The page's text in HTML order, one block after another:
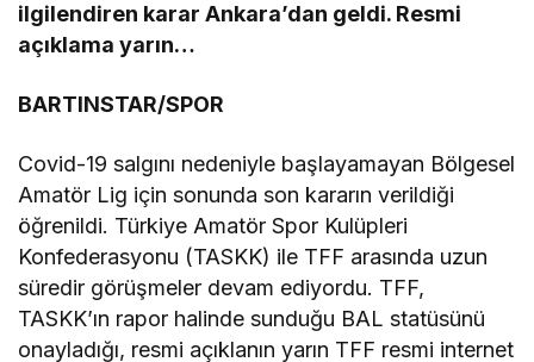
ilgilendiren karar Ankara’dan geldi. Resmi
açıklama yarın…
BARTINSTAR/SPOR
Covid-19 salgını nedeniyle başlayamayan Bölgesel
Amatör Lig için sonunda son kararın verildiği
öğrenildi. Türkiye Amatör Spor Kulüpleri
Konfederasyonu (TASKK) ile TFF arasında uzun
süredir görüşmeler devam ediyordu. TFF,
TASKK’ın rapor halinde sunduğu BAL statüsünü
onayladığı, resmi açıklanın yarın TFF resmi internet